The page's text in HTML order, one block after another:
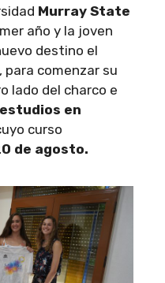
Murray State
año y la joven
destino el
para comenzar su
lado del charco e
en
curso
de agosto.